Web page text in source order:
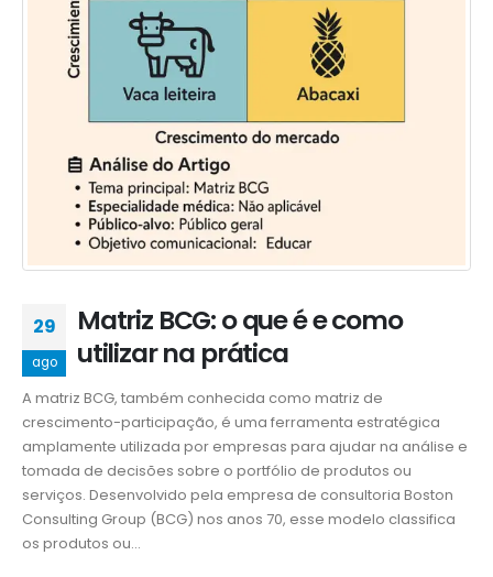
29
ago
Matriz BCG: o que é e como
utilizar na prática
A matriz BCG, também conhecida como matriz de
crescimento-participação, é uma ferramenta estratégica
amplamente utilizada por empresas para ajudar na análise e
tomada de decisões sobre o portfólio de produtos ou
serviços. Desenvolvido pela empresa de consultoria Boston
Consulting Group (BCG) nos anos 70, esse modelo classifica
os produtos ou...